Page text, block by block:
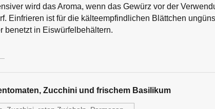
wird das Aroma, wenn das Gewürz vor der
Einfrieren ist für die kälteempfindlichen Blättchen
benetzt in Eiswürfelbehältern.
Zucchini und frischem Basilikum